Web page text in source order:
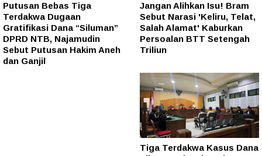
Putusan Bebas Tiga
Terdakwa Dugaan
Gratifikasi Dana “Siluman”
DPRD NTB, Najamudin
Sebut Putusan Hakim Aneh
dan Ganjil
Jangan Alihkan Isu! Bram
Sebut Narasi 'Keliru, Telat,
Salah Alamat' Kaburkan
Persoalan BTT Setengah
Triliun
Tiga Terdakwa Kasus Dana